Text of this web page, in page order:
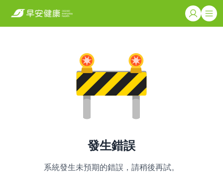
發生錯誤
系統發生未預期的錯誤，請稍後再試。